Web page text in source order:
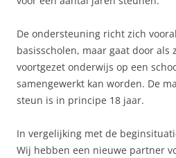
De ondersteuning richt zich
basisscholen, maar gaat door
voortgezet onderwijs op een
samengewerkt kan worden. De
steun is in principe 18 jaar.
In vergelijking met de
Wij hebben een nieuwe partner